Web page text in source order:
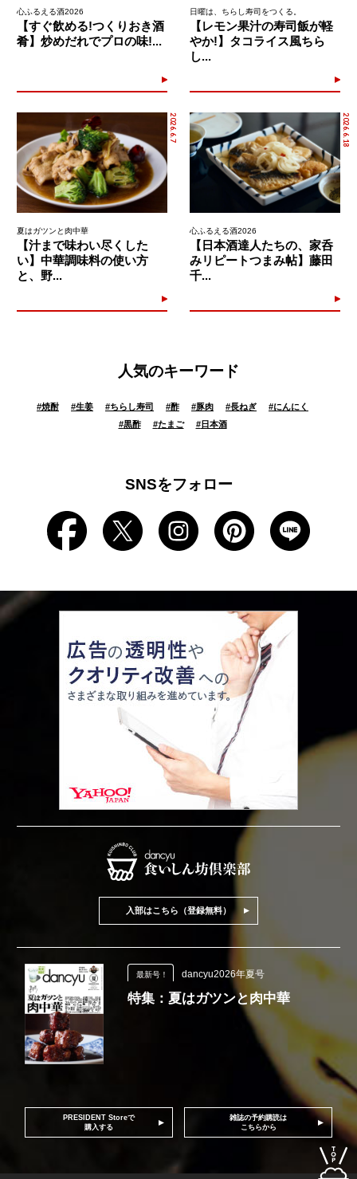
心ふるえる酒2026
【すぐ飲める!つくりおき酒
肴】炒めだれでプロの味!...
日曜は、ちらし寿司をつくる。
【レモン果汁の寿司飯が軽
やか!】タコライス風ちら
し...
2026.6.7
夏はガツンと肉中華
【汁まで味わい尽くした
い】中華調味料の使い方
と、野...
2026.6.18
心ふるえる酒2026
【日本酒達人たちの、家呑
みリピートつまみ帖】藤田
千...
人気のキーワード
#焼酎 #生姜 #ちらし寿司 #酢 #豚肉 #長ねぎ #にんにく
#黒酢 #たまご #日本酒
SNSをフォロー
入部はこちら（登録無料）
最新号！ dancyu2026年夏号
特集：夏はガツンと肉中華
PRESIDENT Storeで
購入する
雑誌の予約購読は
こちらから